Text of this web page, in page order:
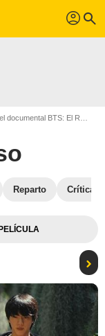
profil search
BTS: El Regreso
Reparto Crítica